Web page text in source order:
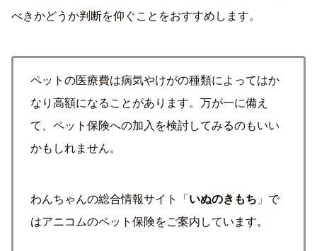
べきかどうか判断を仰ぐことをおすすめします。
ペットの医療費は病気やけがの種類によってはか
なり高額になることがあります。万が一に備え
て、ペット保険への加入を検討してみるのもいい
かもしれません。
わんちゃんの総合情報サイト「 いぬのきもち 」で
はアニコムのペット保険をご案内しています。